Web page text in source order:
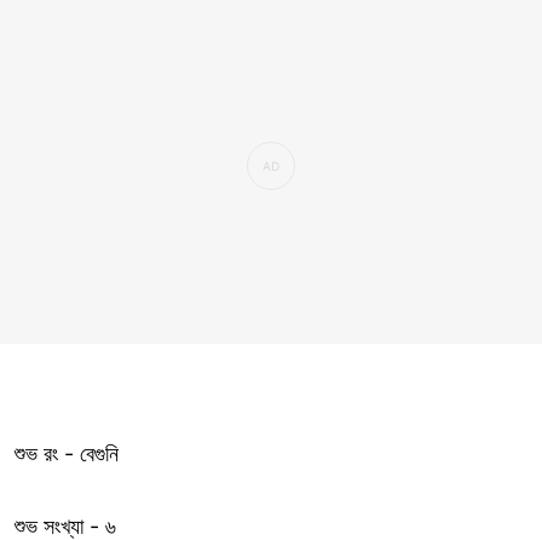
শুভ রং - বেগুনি
শুভ সংখ্যা - ৬